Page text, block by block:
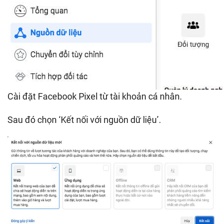
Cài đặt Facebook Pixel từ tài khoản cá nhân.
Sau đó chọn ‘Kết nối với nguồn dữ liệu’.